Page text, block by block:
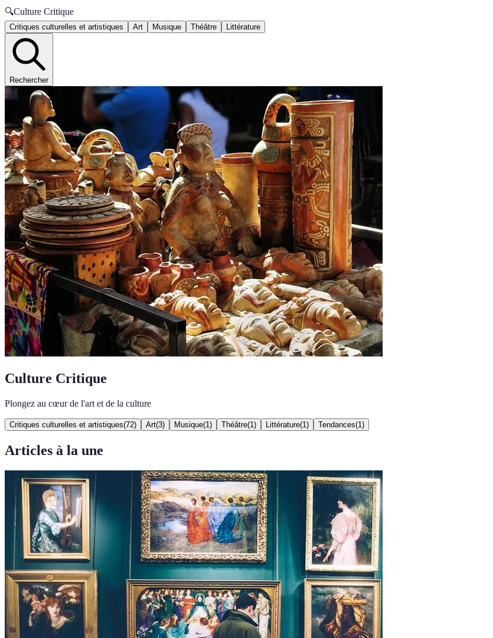
🔍Culture Critique
Critiques culturelles et artistiques Art Musique Théâtre Littérature
Rechercher
Culture Critique
Plongez au cœur de l'art et de la culture
Critiques culturelles et artistiques(72) Art(3) Musique(1 ) Théâtre(1 ) Littérature(1 ) Tendances(1 )
Articles à la une